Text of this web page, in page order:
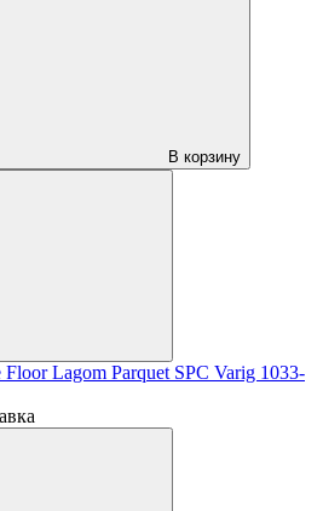
В корзину